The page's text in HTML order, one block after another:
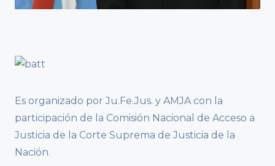
Es organizado por Ju.Fe.Jus. y AMJA con la
participación de la Comisión Nacional de Acceso a
Justicia de la Corte Suprema de Justicia de la
Nación.